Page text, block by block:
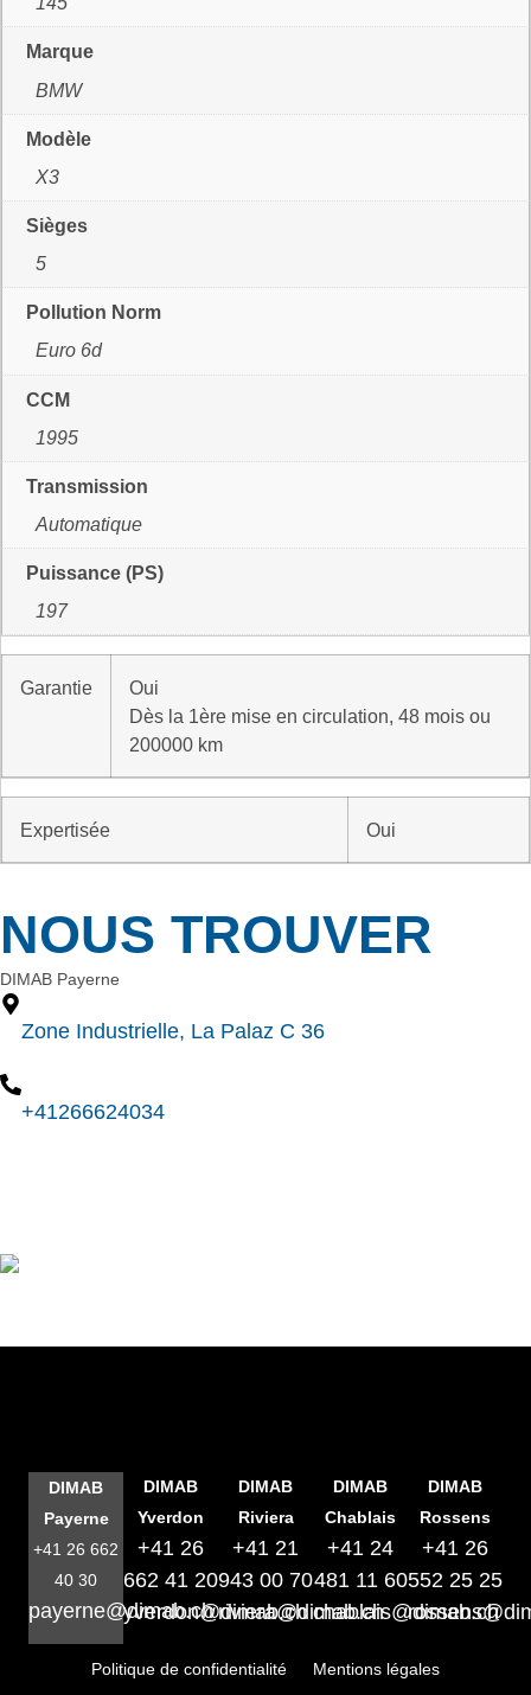
Marque
BMW
Modèle
X3
Sièges
5
Pollution Norm
Euro 6d
CCM
1995
Transmission
Automatique
Puissance (PS)
197
Garantie
Oui
Dès la 1ère mise en circulation, 48 mois ou
200000 km
Expertisée Oui
NOUS TROUVER
DIMAB Payerne
Zone Industrielle, La Palaz C 36
+41266624034
DIMAB
Payerne
+41 26 662
40 30
payerne@dimab.ch
DIMAB
Yverdon
+41 26
662 41 20
yverdon@dimab.ch
DIMAB
Riviera
+41 21
943 00 70
riviera@dimab.ch
DIMAB
Chablais
+41 24
481 11 60
chablais@dimab.ch
DIMAB
Rossens
+41 26
552 25 25
Politique de confidentialité
Mentions légales